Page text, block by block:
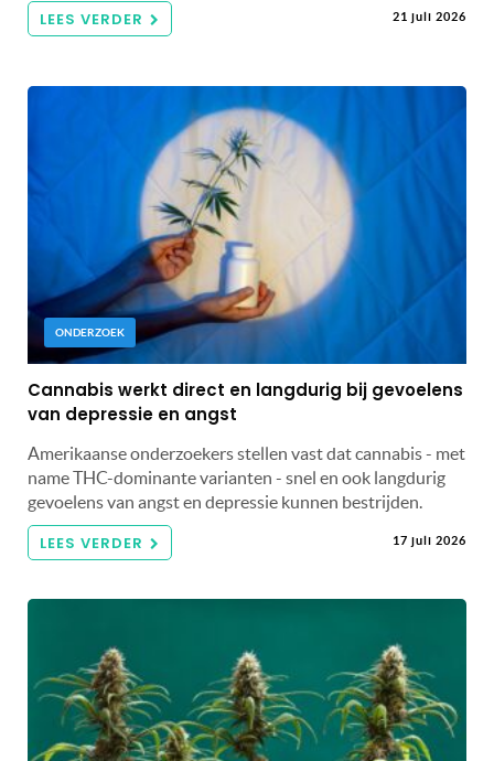
LEES VERDER 21 juli 2026
ONDERZOEK
Cannabis werkt direct en langdurig bij gevoelens
van depressie en angst
Amerikaanse onderzoekers stellen vast dat cannabis - met
name THC-dominante varianten - snel en ook langdurig
gevoelens van angst en depressie kunnen bestrijden.
LEES VERDER 17 juli 2026